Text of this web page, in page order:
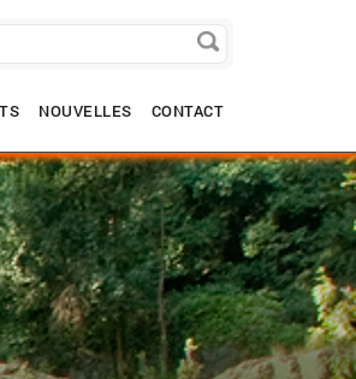
NOUVELLES CONTACT